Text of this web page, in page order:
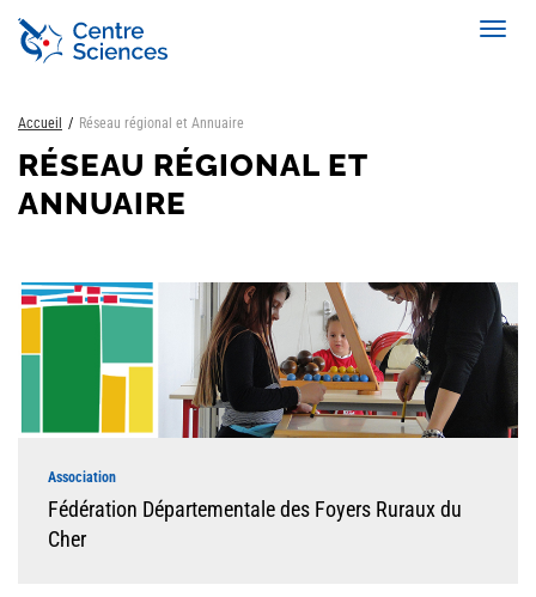
Aller
contenu
Accueil Réseau régional et Annuaire
RÉSEAU RÉGIONAL ET
ANNUAIRE
Association
Fédération Départementale des Foyers Ruraux du
Cher